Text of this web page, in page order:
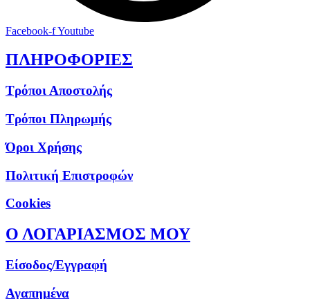
Facebook-fYoutube
ΠΛΗΡΟΦΟΡΙΕΣ
Τρόποι Αποστολής
Τρόποι Πληρωμής
Όροι Χρήσης
Πολιτική Επιστροφών
Cookies
Ο ΛΟΓΑΡΙΑΣΜΟΣ ΜΟΥ
Είσοδος/Εγγραφή
Αγαπημένα